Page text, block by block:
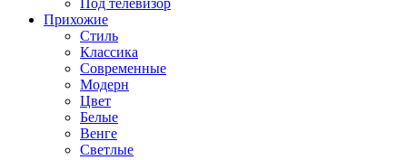
Под телевизор
Прихожие
Стиль
Классика
Современные
Модерн
Цвет
Белые
Венге
Светлые